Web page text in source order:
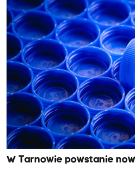
W Tarnowie powstanie